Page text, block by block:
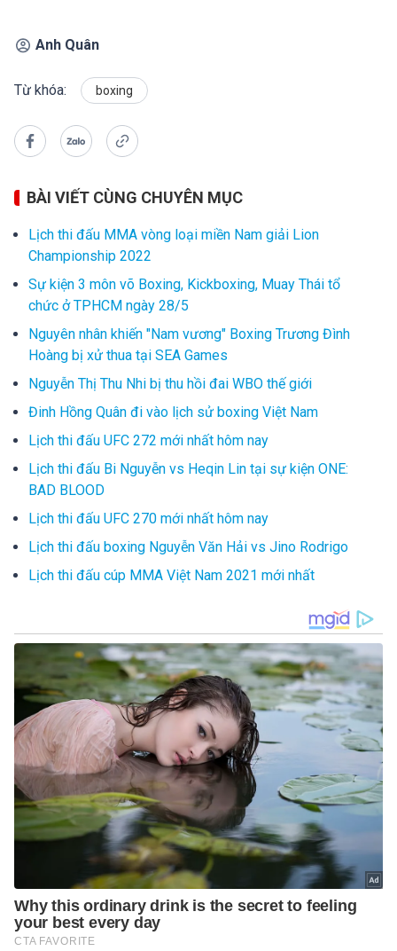
Anh Quân
Từ khóa: boxing
BÀI VIẾT CÙNG CHUYÊN MỤC
Lịch thi đấu MMA vòng loại miền Nam giải Lion
Championship 2022
Sự kiện 3 môn võ Boxing, Kickboxing, Muay Thái tổ
chức ở TPHCM ngày 28/5
Nguyên nhân khiến "Nam vương" Boxing Trương Đình
Hoàng bị xử thua tại SEA Games
Nguyễn Thị Thu Nhi bị thu hồi đai WBO thế giới
Đinh Hồng Quân đi vào lịch sử boxing Việt Nam
Lịch thi đấu UFC 272 mới nhất hôm nay
Lịch thi đấu Bi Nguyễn vs Heqin Lin tại sự kiện ONE:
BAD BLOOD
Lịch thi đấu UFC 270 mới nhất hôm nay
Lịch thi đấu boxing Nguyễn Văn Hải vs Jino Rodrigo
Lịch thi đấu cúp MMA Việt Nam 2021 mới nhất